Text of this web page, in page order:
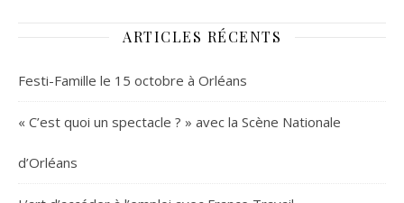
ARTICLES RÉCENTS
Festi-Famille le 15 octobre à Orléans
« C’est quoi un spectacle ? » avec la Scène Nationale
d’Orléans